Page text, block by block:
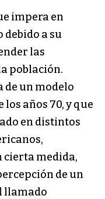
impera en
debido a su
las
población.
de un modelo
los años 70, y que
en distintos
cierta medida,
de un
llamado